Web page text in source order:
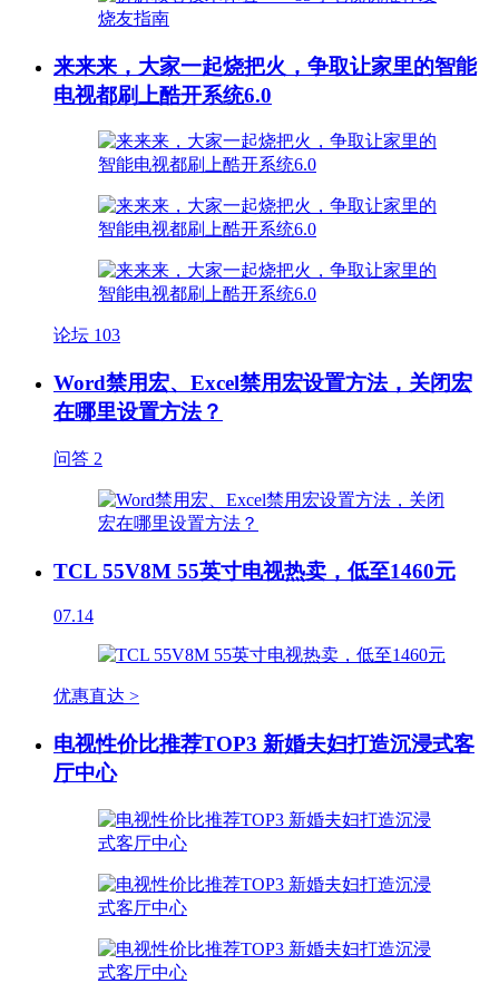
来来来，大家一起烧把火，争取让家里的智能
电视都刷上酷开系统6.0
论坛 103
Word禁用宏、Excel禁用宏设置方法，关闭宏
在哪里设置方法？
问答 2
TCL 55V8M 55英寸电视热卖，低至1460元
07.14
优惠直达 >
电视性价比推荐TOP3 新婚夫妇打造沉浸式客
厅中心